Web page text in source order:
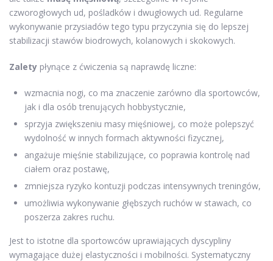
czworogłowych ud, pośladków i dwugłowych ud. Regularne
wykonywanie przysiadów tego typu przyczynia się do lepszej
stabilizacji stawów biodrowych, kolanowych i skokowych.
Zalety płynące z ćwiczenia są naprawdę liczne:
wzmacnia nogi, co ma znaczenie zarówno dla sportowców,
jak i dla osób trenujących hobbystycznie,
sprzyja zwiększeniu masy mięśniowej, co może polepszyć
wydolność w innych formach aktywności fizycznej,
angażuje mięśnie stabilizujące, co poprawia kontrolę nad
ciałem oraz postawę,
zmniejsza ryzyko kontuzji podczas intensywnych treningów,
umożliwia wykonywanie głębszych ruchów w stawach, co
poszerza zakres ruchu.
Jest to istotne dla sportowców uprawiających dyscypliny
wymagające dużej elastyczności i mobilności. Systematyczny